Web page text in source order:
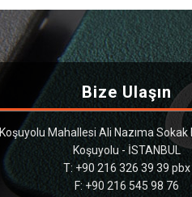
Bize Ulaşın
Koşuyolu Mahallesi Ali Nazıma Sokak
Koşuyolu - İSTANBUL
T: +90 216 326 39 39 pbx
F: +90 216 545 98 76